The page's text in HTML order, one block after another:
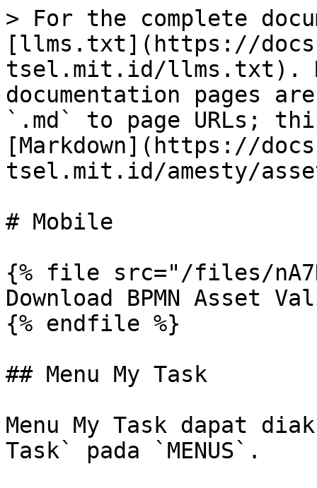
> For the complete
[llms.txt](https://
tsel.mit.id/llms.txt).
documentation pages
`.md` to page URLs;
[Markdown](https://
tsel.mit.id/amesty/
# Mobile
{% file src="/files/
Download BPMN Asset
{% endfile %}
## Menu My Task
Menu My Task dapat
Task` pada `MENUS`.